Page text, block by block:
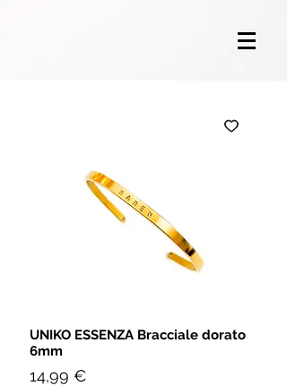
UNIKO ESSENZA Bracciale dorato
6mm
14,99 €Prezzo